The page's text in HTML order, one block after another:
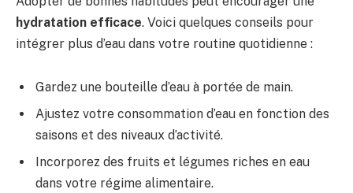
hydratation efficace. Voici quelques conseils pour
intégrer plus d’eau dans votre routine quotidienne :
Gardez une bouteille d’eau à portée de main.
Ajustez votre consommation d’eau en fonction des
saisons et des niveaux d’activité.
Incorporez des fruits et légumes riches en eau
dans votre régime alimentaire.